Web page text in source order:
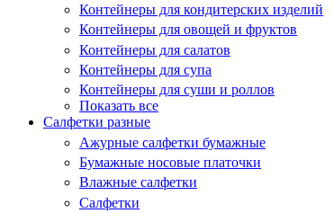
Контейнеры для кондитерских изделий
Контейнеры для овощей и фруктов
Контейнеры для салатов
Контейнеры для супа
Контейнеры для суши и роллов
Показать все
Салфетки разные
Ажурные салфетки бумажные
Бумажные носовые платочки
Влажные салфетки
Салфетки